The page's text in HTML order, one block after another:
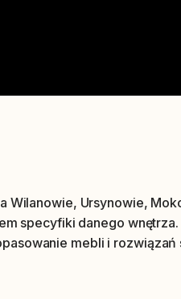
Wilanowie, Ursynowie,
specyfiki danego
mebli i rozwiązań